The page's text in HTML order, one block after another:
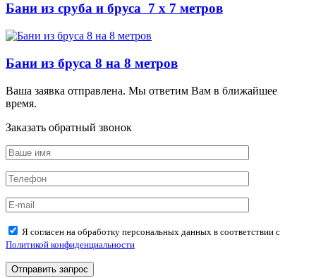
Бани из сруба и бруса 7 x 7 метров
Бани из бруса 8 на 8 метров
Ваша заявка отправлена. Мы ответим Вам в ближайшее
время.
Заказать обратный звонок
Я согласен на обработку персональных данных в соответствии с
Политикой конфиденциальности